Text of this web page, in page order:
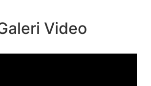
Video